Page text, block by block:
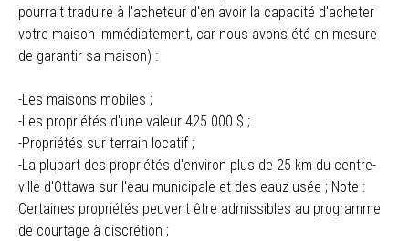
pourrait traduire à l'acheteur d'en avoir la capacité d'acheter
votre maison immédiatement, car nous avons été en mesure
de garantir sa maison) :
-Les maisons mobiles ;
-Les propriétés d'une valeur 425 000 $ ;
-Propriétés sur terrain locatif ;
-La plupart des propriétés d'environ plus de 25 km du centre-
ville d'Ottawa sur l'eau municipale et des eauz usée ; Note :
Certaines propriétés peuvent être admissibles au programme
de courtage à discrétion ;